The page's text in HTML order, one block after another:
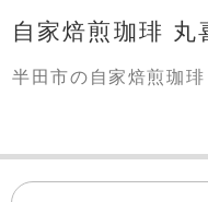
自家焙煎珈琲 丸
半田市の自家焙煎珈